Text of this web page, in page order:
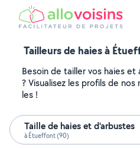
Tailleurs de haies à
Besoin de tailler vos haies
? Visualisez les profils de
les !
Taille de haies et d'arbustes
à Étueffont (90)